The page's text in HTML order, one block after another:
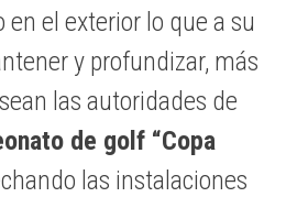
en el exterior lo que a su
y profundizar, más
las autoridades de
de golf “Copa
las instalaciones